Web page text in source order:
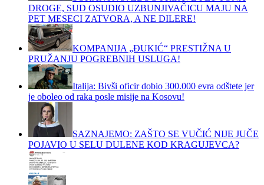
DROGE, SUD OSUDIO UZBUNJIVAČICU MAJU NA
PET MESECI ZATVORA, A NE DILERE!
KOMPANIJA „ĐUKIĆ“ PRESTIŽNA U
PRUŽANJU POGREBNIH USLUGA!
Italija: Bivši oficir dobio 300.000 evra odštete jer
je oboleo od raka posle misije na Kosovu!
SAZNAJEMO: ZAŠTO SE VUČIĆ NIJE JUČE
POJAVIO U SELU DULENE KOD KRAGUJEVCA?